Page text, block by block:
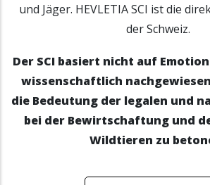
und Jäger. HEVLETIA SCI ist die
der Schweiz.
Der SCI basiert nicht auf
wissenschaftlich
die Bedeutung der legalen und
bei der Bewirtschaftung und
Wildtieren zu